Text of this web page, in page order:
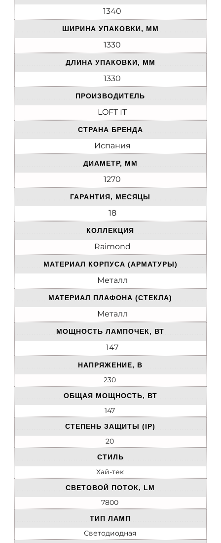
1340
ШИРИНА УПАКОВКИ, ММ
1330
ДЛИНА УПАКОВКИ, ММ
1330
ПРОИЗВОДИТЕЛЬ
LOFT IT
СТРАНА БРЕНДА
Испания
ДИАМЕТР, ММ
1270
ГАРАНТИЯ, МЕСЯЦЫ
18
КОЛЛЕКЦИЯ
Raimond
МАТЕРИАЛ КОРПУСА (АРМАТУРЫ)
Металл
МАТЕРИАЛ ПЛАФОНА (СТЕКЛА)
Металл
МОЩНОСТЬ ЛАМПОЧЕК, ВТ
147
НАПРЯЖЕНИЕ, В
230
ОБЩАЯ МОЩНОСТЬ, ВТ
147
СТЕПЕНЬ ЗАЩИТЫ (IP)
20
СТИЛЬ
Хай-тек
СВЕТОВОЙ ПОТОК, LM
7800
ТИП ЛАМП
Светодиодная